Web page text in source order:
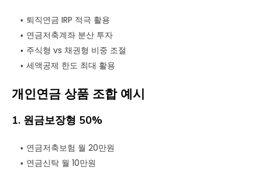
퇴직연금 IRP 적극 활용
연금저축계좌 분산 투자
주식형 vs 채권형 비중 조절
세액공제 한도 최대 활용
개인연금 상품 조합 예시
1. 원금보장형 50%
연금저축보험 월 20만원
연금신탁 월 10만원